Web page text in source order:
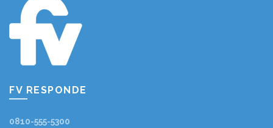
FV RESPONDE
0810-555-5300